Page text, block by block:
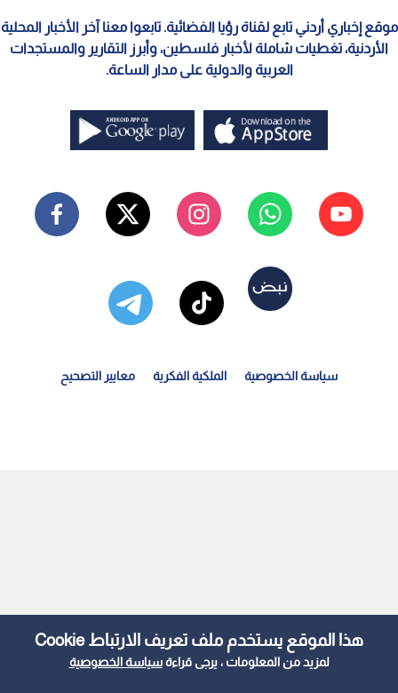
هذا الموقع يستخدم ملف تعريف الارتباط Cookie
لمزيد من المعلومات ، يرجى قراءةسياسة الخصوصية
موقع إخباري أردني تابع لقناة رؤيا الفضائية. تابعوا معنا آخر الأخبار المحلية
الأردنية، تغطيات شاملة لأخبار فلسطين، وأبرز التقارير والمستجدات
العربية والدولية على مدار الساعة.
سياسة الخصوصية الملكية الفكرية معايير التصحيح